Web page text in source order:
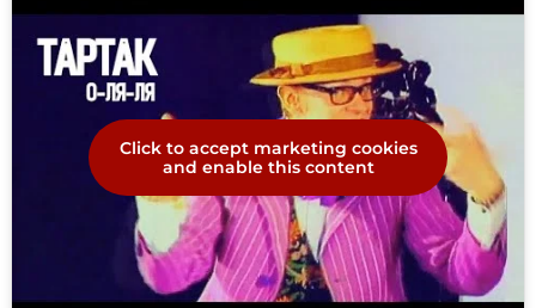
Click to accept marketing cookies
and enable this content